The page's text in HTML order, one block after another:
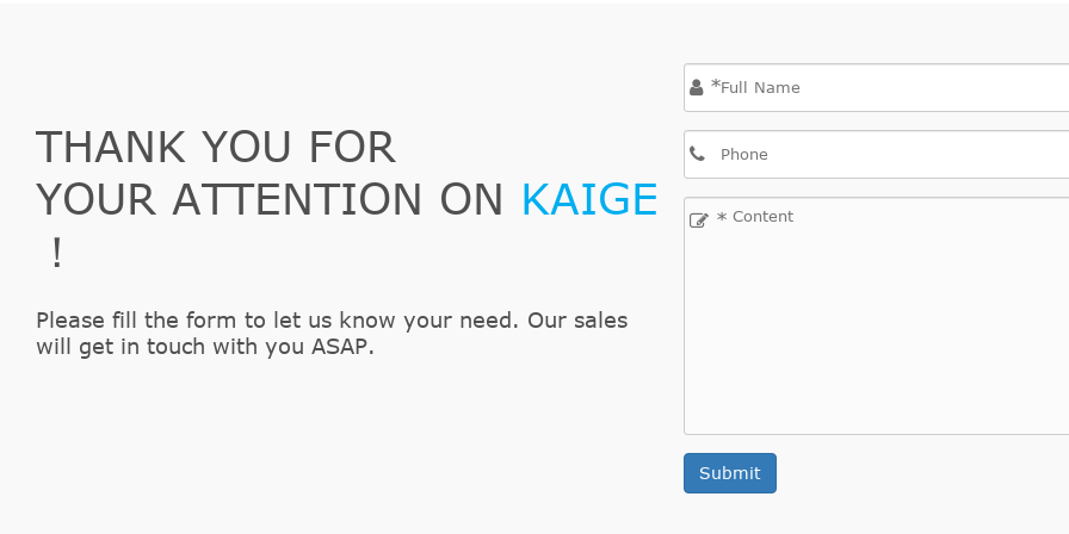
bis
THANK YOU FOR
YOUR ATTENTION ON KAIGE
！
Please fill the form to let us know your need. Our sales
will get in touch with you ASAP.
*
*
Submit